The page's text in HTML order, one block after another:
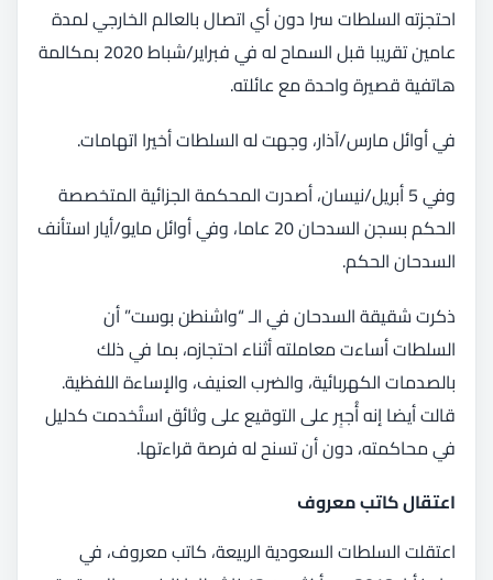
احتجزته السلطات سرا دون أي اتصال بالعالم الخارجي لمدة
عامين تقريبا قبل السماح له في فبراير/شباط 2020 بمكالمة
هاتفية قصيرة واحدة مع عائلته.
في أوائل مارس/آذار، وجهت له السلطات أخيرا اتهامات.
وفي 5 أبريل/نيسان، أصدرت المحكمة الجزائية المتخصصة
الحكم بسجن السدحان 20 عاما، وفي أوائل مايو/أيار استأنف
السدحان الحكم.
ذكرت شقيقة السدحان في الـ “واشنطن بوست” أن
السلطات أساءت معاملته أثناء احتجازه، بما في ذلك
بالصدمات الكهربائية، والضرب العنيف، والإساءة اللفظية.
قالت أيضا إنه أُجبِر على التوقيع على وثائق استُخدمت كدليل
في محاكمته، دون أن تسنح له فرصة قراءتها.
اعتقال كاتب معروف
اعتقلت السلطات السعودية الربيعة، كاتب معروف، في